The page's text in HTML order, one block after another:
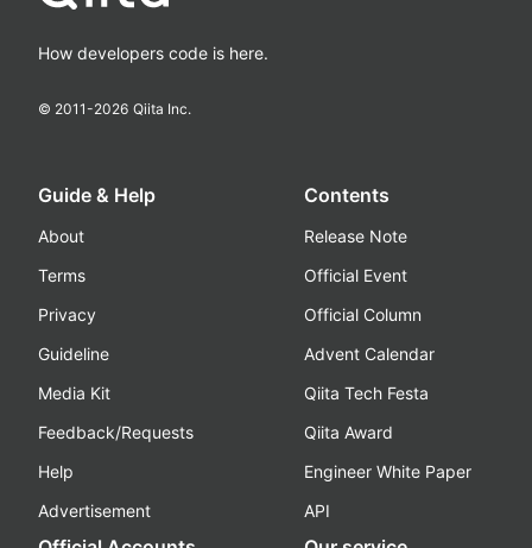
How developers code is here.
© 2011-2026 Qiita Inc.
Guide & Help
About
Terms
Privacy
Guideline
Media Kit
Feedback/Requests
Help
Advertisement
Contents
Release Note
Official Event
Official Column
Advent Calendar
Qiita Tech Festa
Qiita Award
Engineer White Paper
API